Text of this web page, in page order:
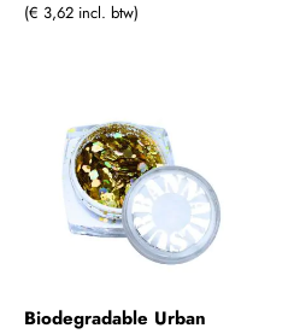
(€ 3,62 incl. btw)
Biodegradable Urban